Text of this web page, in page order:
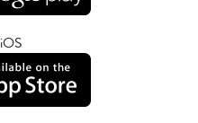
iOS